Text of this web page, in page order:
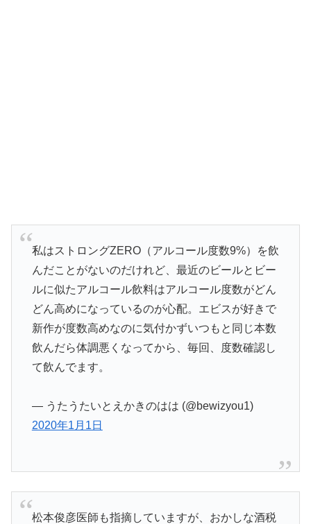
私はストロングZERO（アルコール度数9%）を飲
んだことがないのだけれど、最近のビールとビー
ルに似たアルコール飲料はアルコール度数がどん
どん高めになっているのが心配。エビスが好きで
新作が度数高めなのに気付かずいつもと同じ本数
飲んだら体調悪くなってから、毎回、度数確認し
て飲んでます。
— うたうたいとえかきのはは (@bewizyou1)
2020年1月1日
松本俊彦医師も指摘していますが、おかしな酒税